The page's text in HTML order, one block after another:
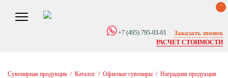
0
+7 (495) 795-03-01 Заказать звонок
РАСЧЕТ СТОИМОСТИ
Сувенирная продукция / Каталог / Офисные сувениры / Наградная продукция